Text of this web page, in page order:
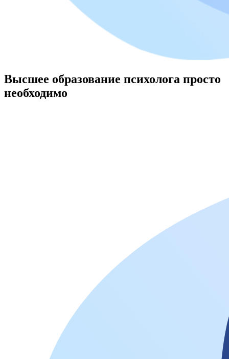
Высшее образование психолога просто
необходимо